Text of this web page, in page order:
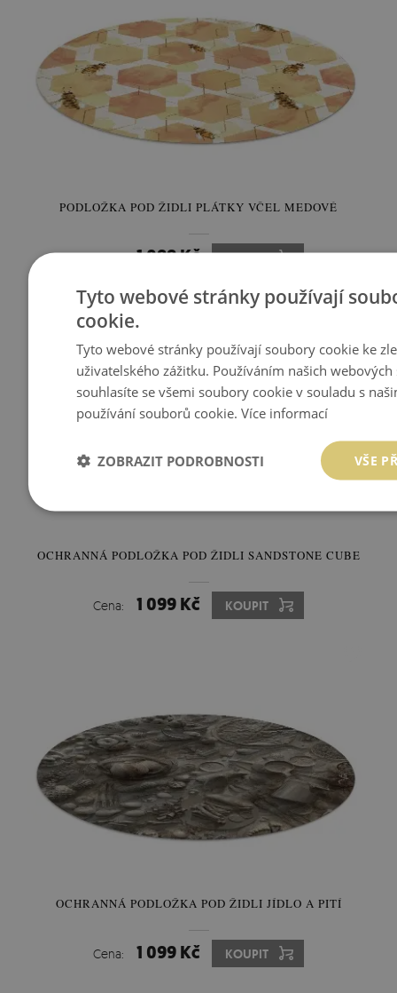
PODLOŽKA POD ŽIDLI PLÁTKY VČEL MEDOVÉ
Cena: 1 099 Kč KOUPIT
OCHRANNÁ PODLOŽKA POD ŽIDLI SANDSTONE CUBE
Cena: 1 099 Kč KOUPIT
OCHRANNÁ PODLOŽKA POD ŽIDLI JÍDLO A PITÍ
Cena: 1 099 Kč KOUPIT
Tyto webové stránky používají
cookie.
Tyto webové stránky používají soubory cookie ke
uživatelského zážitku. Používáním našich webových
souhlasíte se všemi soubory cookie v souladu s
používání souborů cookie.Více informací
VŠE
ZOBRAZIT PODROBNOSTI